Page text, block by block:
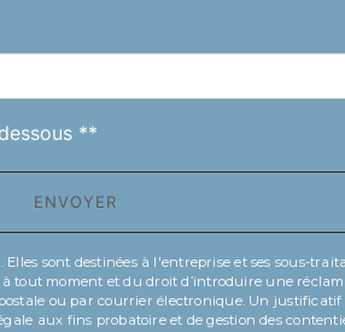
**
ENVOYER
sont destinées à l'entreprise et ses sous-
tout moment et du droit d’introduire une
ou par courrier électronique. Un
aux fins probatoire et de gestion des